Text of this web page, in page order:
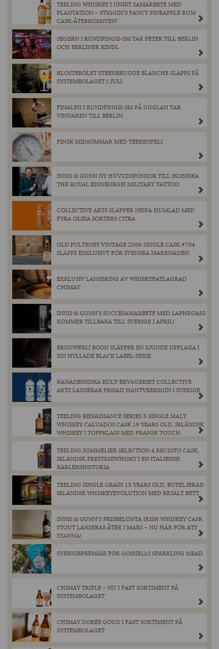
TEELING WHISKEY I UNIKT SAMARBETE MED
PLANTATION – STIGGIN’S FANCY PINEAPPLE RUM
CASK-ÅTERKOMSTEN!
SEGERN I RUNDPINGIS-SM TAR PETER TILL BERLIN
OCH BERLINER KINDL
KLOSTERÖLET STEENBRUGGE BLANCHE SLÄPPS PÅ
SYSTEMBOLAGET I JULI.
FINALEN I RUNDPINGIS-SM PÅ UGGLAN TAR
VINNAREN TILL BERLIN.
FINSK MIDSOMMAR MED TEERENPELI
INNIS & GUNN NY HUVUDSPONSOR TILL IKONISKA
THE ROYAL EDINBURGH MILITARY TATTOO
COLLECTIVE ARTS SLÄPPER NEIPA HUMLAD MED
FYRA OLIKA SORTERS CITRA
OLD PULTENEY VINTAGE 2006 SINGLE CASK #734
SLÄPPS EXKLUSIVT FÖR SVENSKA MARKNADEN.
EXKLUSIV LANSERING AV WHISKYFATLAGRAD
CHIMAY
INNIS & GUNN’S SUCCÉSAMARBETE MED LAPHROAIG
KOMMER TILLBAKA TILL SVERIGE I APRIL!
BROUWERIJ BOON SLÄPPER EN SJUNDE UPPLAGA I
SIN HYLLADE BLACK LABEL-SERIE.
KANADENSISKA KULT-BRYGGERIET COLLECTIVE
ARTS LANSERAR PRISAD HANTVERKSGIN I SVERIGE.
TEELING RENAISSANCE SERIES 5 SINGLE MALT
WHISKEY CALVADOS CASK 18 YEARS OLD, IRLÄNDSK
WHISKEY I TOPPKLASS MED FRANSK TOUCH.
TEELING SOMMELIER SELECTION 4 RECIOTO CASK,
IRLÄNDSK PRESTIGEWHISKY I EN ITALIENSK
KÄRLEKSHISTORIA
TEELING SINGLE GRAIN 13 YEARS OLD, BUTELJERAD
IRLÄNDSK WHISKEYEVOLUTION MED REJÄLT BETT.
INNIS & GUNN’S PRISBELÖNTA IRISH WHISKEY CASK
STOUT LANSERAS ÅTER I MARS – NU HÄR FÖR ATT
STANNA!
SVERIGEPREMIÄR FÖR GOSNELLS SPARKLING MEAD
CHIMAY TRIPLE – NU I FAST SORTIMENT PÅ
SYSTEMBOLAGET
CHIMAY DORÉE GOUD I FAST SORTIMENT PÅ
SYSTEMBOLAGET